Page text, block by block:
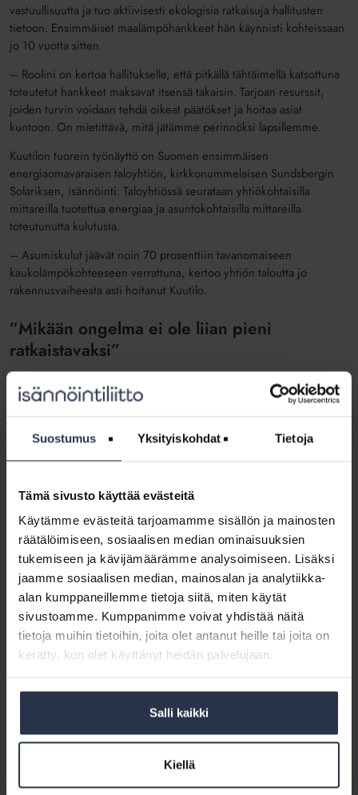
Suostumus Yksityiskohdat Tietoja
Tämä sivusto käyttää evästeitä
Käytämme evästeitä tarjoamamme sisällön ja mainosten
räätälöimiseen, sosiaalisen median ominaisuuksien
tukemiseen ja kävijämäärämme analysoimiseen. Lisäksi
jaamme sosiaalisen median, mainosalan ja analytiikka-
alan kumppaneillemme tietoja siitä, miten käytät
sivustoamme. Kumppanimme voivat yhdistää näitä
tietoja muihin tietoihin, joita olet antanut heille tai joita on
kerätty, kun olet käyttänyt heidän palvelujaan.
Salli kaikki
Kiellä
vastuullisuutta ja tuo aktiivisesti ekologisia ratkaisuja hallitusten
tietoon. Ensimmäiset maalämpöhankkeet hän käynnisti kohteissaan
jo 10 vuotta sitten.
– Roolini on kertoa hallitukselle, että pitkällä tähtäimellä katsottuna
toteutetut hankkeet maksavat itsensä takaisin. Tarjoan resurssit,
joiden turvin voidaan tehdä oikeat päätökset ja hoitaa asiat
kuntoon. On mietittävä, mitä jätämme perinnöksi lapsillemme.
Kuutilon tuorein työnäyttö on Suomen ensimmäisen
energiaomavaraisen taloyhtiön, kirkkonummelaisen Sundsbergin
Solariksen, isännöinti. Taloyhtiössä seurataan yhtiökohtaisilla
mittareilla tuotettua energiaa ja asuntokohtaisilla mittareilla
toteutunutta kulutusta.
– Asumiskulut jäävät noin 70 prosenttiin tavanomaiseen
kaukolämpökohteeseen verrattuna, kertoo yhtiön taloutta jo
rakennusvaiheesta asti hoitanut Kuutilo.
”Mikään ongelma ei ole liian pieni
ratkaistavaksi”
Kuutilo haluaa isännöitsijänä olla asiakkaan kohdattavissa ja
huomioida erilaiset osakkaat asuntosijoittajia myöten. Hän
jossa asiakas saa isännöitsijältä reaaliaikaiset vastaukset asumisen
pulmiin. Kuutilon mukaan mikään asiakkaan ongelma ei ole liian
– Työntekijämme, asiakkaamme ja urakoitsijamme ovat kaikki yhtä
lailla asiakkaitani. Palvelen kaikkia vastuullisesti.
Hannaleena Kuutilo on toinen kirkkonummelaisen
isännöintitoimisto Walttari Oy:n perustajista. Hän johtaa yritystään,
toimii esihenkilönä työntekijöilleen ja isännöitsijänä
asiakasyhtiöilleen pääkaupunkiseudulla.
Isännöintiliitto palkitsee vuosittain alan osaajia. Tänä vuonna
palkintojen teemana on vastuullisuus.
vuonna asiakkuusjohtajaAki SaloIsännöintiliitosta,
Satu GrekinKuntoutusyrittäjistä ja toimitusjohtaja
Motivalta. Voittaja valittiin yleisöäänestyksellä ja palkittiin
virtuaalisessa palkintogaalassa Isännöintipäivillä 18.11.
Lisätietoja: